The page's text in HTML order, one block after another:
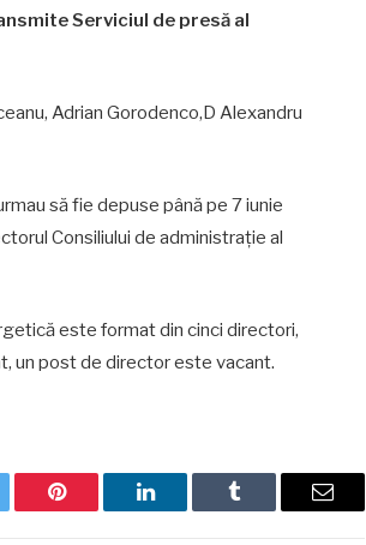
Serviciul de presă al
Adrian Gorodenco,D Alexandru
să fie depuse până pe 7 iunie
Consiliului de administrație al
este format din cinci directori,
un post de director este vacant.
Pinterest LinkedIn Tumblr Email